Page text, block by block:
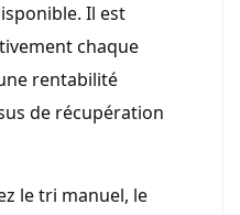
Il est
chaque
rentabilité
de récupération
le tri manuel, le